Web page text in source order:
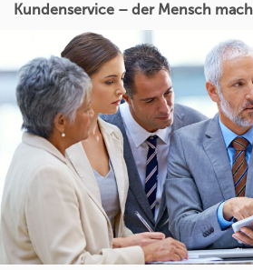
Kundenservice – der Mensch